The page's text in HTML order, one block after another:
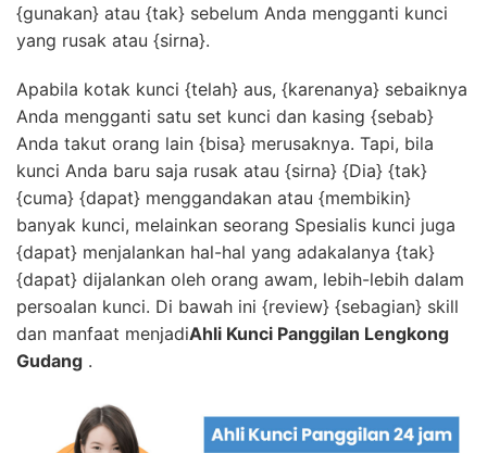
{gunakan} atau {tak} sebelum Anda mengganti kunci
yang rusak atau {sirna}.
Apabila kotak kunci {telah} aus, {karenanya} sebaiknya
Anda mengganti satu set kunci dan kasing {sebab}
Anda takut orang lain {bisa} merusaknya. Tapi, bila
kunci Anda baru saja rusak atau {sirna} {Dia} {tak}
{cuma} {dapat} menggandakan atau {membikin}
banyak kunci, melainkan seorang Spesialis kunci juga
{dapat} menjalankan hal-hal yang adakalanya {tak}
{dapat} dijalankan oleh orang awam, lebih-lebih dalam
persoalan kunci. Di bawah ini {review} {sebagian} skill
dan manfaat menjadiAhli Kunci Panggilan Lengkong
Gudang .